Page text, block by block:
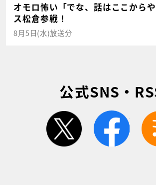
オモロ怖い「でな、話はここから
ス松倉参戦！
8月5日(水)放送分
公式SNS・
twitter